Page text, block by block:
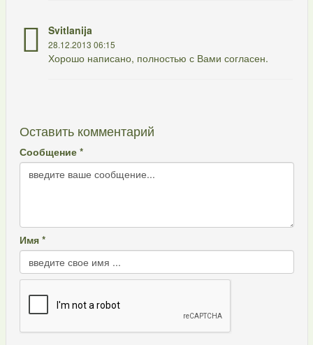
Svitlanija
28.12.2013 06:15
Хорошо написано, полностью с Вами согласен.
Оставить комментарий
Сообщение *
Имя *